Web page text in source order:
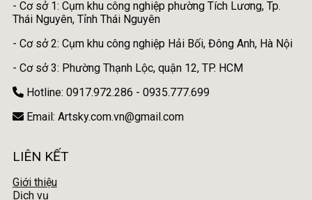
- Cơ sở 1: Cụm khu công nghiệp phường Tích Lương, Tp.
Thái Nguyên, Tỉnh Thái Nguyên
- Cơ sở 2: Cụm khu công nghiệp Hải Bối, Đông Anh, Hà Nội
- Cơ sở 3: Phường Thạnh Lộc, quận 12, TP. HCM
Hotline: 0917.972.286 - 0935.777.699
Email: Artsky.com.vn@gmail.com
LIÊN KẾT
Giới thiệu
Dịch vụ